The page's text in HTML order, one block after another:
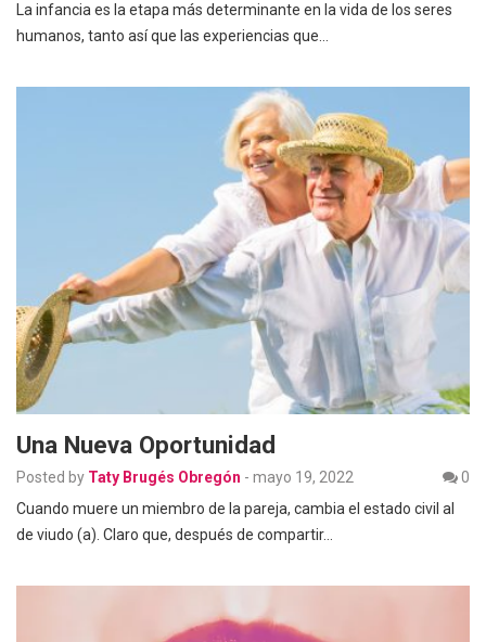
La infancia es la etapa más determinante en la vida de los seres
humanos, tanto así que las experiencias que…
Una Nueva Oportunidad
Posted by Taty Brugés Obregón - mayo 19, 2022
0
Cuando muere un miembro de la pareja, cambia el estado civil al
de viudo (a). Claro que, después de compartir…